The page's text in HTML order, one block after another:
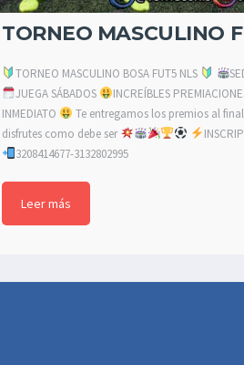
TORNEO MASCULINO
TORNEO MASCULINO BOSA FUT5 NLS
JUEGA SÁBADOS
INCREÍBLES
INMEDIATO
Te entregamos los premios al
disfrutes como debe ser
3208414677-3132802995
Leer más